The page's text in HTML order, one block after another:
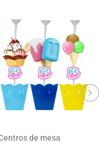
de mesa